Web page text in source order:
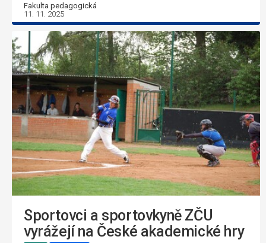
Fakulta pedagogická
11. 11. 2025
Sportovci a sportovkyně ZČU
vyrážejí na České akademické hry